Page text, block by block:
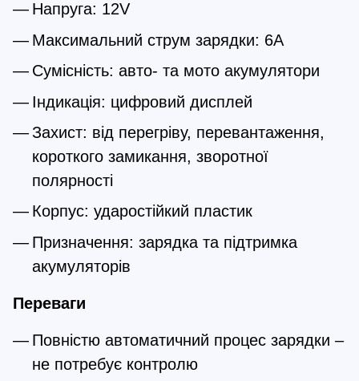
Напруга: 12V
Максимальний струм зарядки: 6A
Сумісність: авто- та мото акумулятори
Індикація: цифровий дисплей
Захист: від перегріву, перевантаження,
короткого замикання, зворотної
полярності
Корпус: ударостійкий пластик
Призначення: зарядка та підтримка
акумуляторів
Переваги
Повністю автоматичний процес зарядки –
не потребує контролю